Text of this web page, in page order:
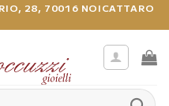
28, 70016 NOICATTARO